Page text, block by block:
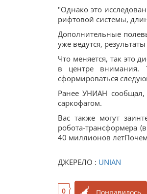
"Однако это
рифтовой системы,
Дополнительные
уже ведутся,
Что меняется, так это
в центре внимания.
сформироваться
Ранее УНИАН сообщал,
саркофагом.
Вас также могут
робота-трансформера
40 миллионов
ДЖЕРЕЛО : UNIAN
0